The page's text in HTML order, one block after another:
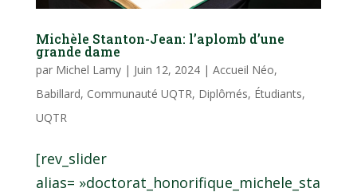
Michèle Stanton-Jean: l’aplomb d’une
grande dame
par Michel Lamy| Juin 12, 2024| Accueil Néo,
Babillard, Communauté UQTR, Diplômés, Étudiants,
UQTR
[rev_slider
alias= »doctorat_honorifique_michele_sta